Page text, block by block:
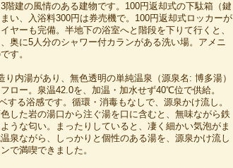
階建の風情のある建物です。100円返却式の下駄箱（鍵
い、入浴料300円は券売機で。100円返却式ロッカーが
ヤーも完備。半地下の浴室へと階段を下りて行くと、
奥に5人分のシャワー付カランがある洗い場。アメニ
す。
り内湯があり、無色透明の単純温泉（源泉名: 博多湯）
ロー。泉温42.0を、加温・加水せず40℃位で供給。
する浴感です。循環・消毒もなしで、源泉かけ流し。
した岩の湯口から注ぐ湯を口に含むと、無味ながら鉄
うな匂い。まったりしていると、凄く細かい気泡がま
泉ながら、しっかりと個性のある湯を、源泉かけ流し
で満喫できました。